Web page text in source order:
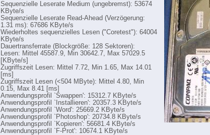
Sequenzielle Leserate Medium (ungebremst): 53674
KByte/s
Sequenzielle Leserate Read-Ahead (Verzögerung:
1.31 ms): 67686 KByte/s
Wiederholtes sequenzielles Lesen ("Coretest"): 64004
KByte/s
Dauertransferrate (Blockgröße: 128 Sektoren):
Lesen: Mittel 45587.9, Min 30642.7, Max 57029.5
[KByte/s]
Zugriffszeit Lesen: Mittel 7.72, Min 1.65, Max 14.01
[ms]
Zugriffszeit Lesen (<504 MByte): Mittel 4.80, Min
0.15, Max 8.41 [ms]
Anwendungsprofil `Swappen': 15312.7 KByte/s
Anwendungsprofil `Installieren': 20357.3 KByte/s
Anwendungsprofil `Word': 25669.2 KByte/s
Anwendungsprofil `Photoshop': 20734.8 KByte/s
Anwendungsprofil `Kopieren': 56681.4 KByte/s
Anwendungsprofil `F-Prot': 10674.1 KByte/s